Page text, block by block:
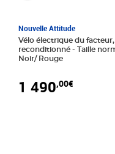
Nouvelle Attitude
Vélo électrique du facteur,
reconditionné - Taille normale -
Noir/ Rouge
1 490,00€